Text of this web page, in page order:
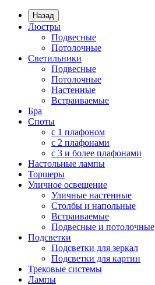
Назад
Люстры
Подвесные
Потолочные
Светильники
Подвесные
Потолочные
Настенные
Встраиваемые
Бра
Споты
с 1 плафоном
с 2 плафонами
с 3 и более плафонами
Настольные лампы
Торшеры
Уличное освещение
Уличные настенные
Столбы и напольные
Встраиваемые
Подвесные и потолочные
Подсветки
Подсветки для зеркал
Подсветки для картин
Трековые системы
Лампы